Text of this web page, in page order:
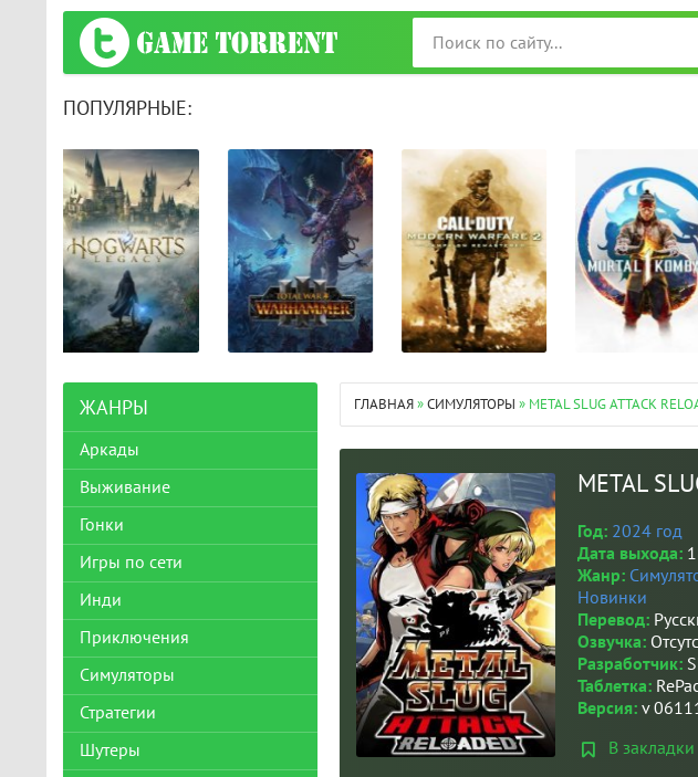
ПОПУЛЯРНЫЕ:
ГЛАВНАЯ»СИМУЛЯТОРЫ » METAL SLUG ATTACK
METAL
Год: 2024 год
Дата выхода:
Жанр:
Новинки
Перевод:
Озвучка:
Разработчик:
Таблетка:
Версия:v
В закладки
ЖАНРЫ
Аркады
Выживание
Гонки
Игры по сети
Инди
Приключения
Симуляторы
Стратегии
Шутеры